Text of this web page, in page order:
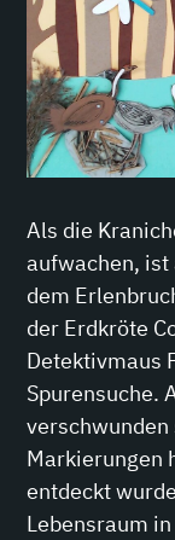
Als die
aufwachen, ist
dem
der Erdkröte
Detektivmaus
Spurensuche.
Markierungen
entdeckt
Lebensraum